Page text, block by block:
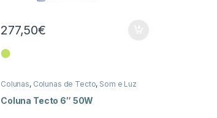
277,50€
⬤
Colunas, Colunas de Tecto, Som e Luz
Coluna Tecto 6″ 50W